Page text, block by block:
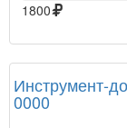
1800
Инструмент-
0000